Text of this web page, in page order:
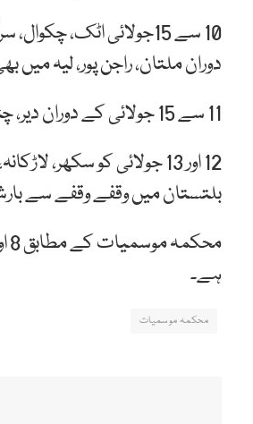
دوران ملتان، راجن پور، لیہ
11 سے 15 جولائی کے دوران دیر، چترال، سوات، پشاور میں بھی گرج چمک کے ساتھ بارش کا امکان ہے۔
بلتستان میں وقفے وقفے سے
ہے۔
محکمہ موسمیات